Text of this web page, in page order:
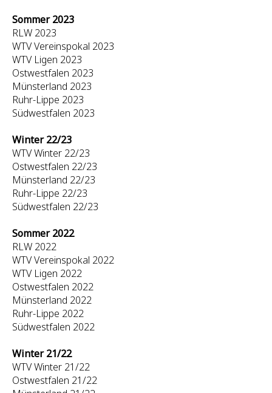
Sommer 2023
RLW 2023
WTV Vereinspokal 2023
WTV Ligen 2023
Ostwestfalen 2023
Münsterland 2023
Ruhr-Lippe 2023
Südwestfalen 2023
Winter 22/23
WTV Winter 22/23
Ostwestfalen 22/23
Münsterland 22/23
Ruhr-Lippe 22/23
Südwestfalen 22/23
Sommer 2022
RLW 2022
WTV Vereinspokal 2022
WTV Ligen 2022
Ostwestfalen 2022
Münsterland 2022
Ruhr-Lippe 2022
Südwestfalen 2022
Winter 21/22
WTV Winter 21/22
Ostwestfalen 21/22